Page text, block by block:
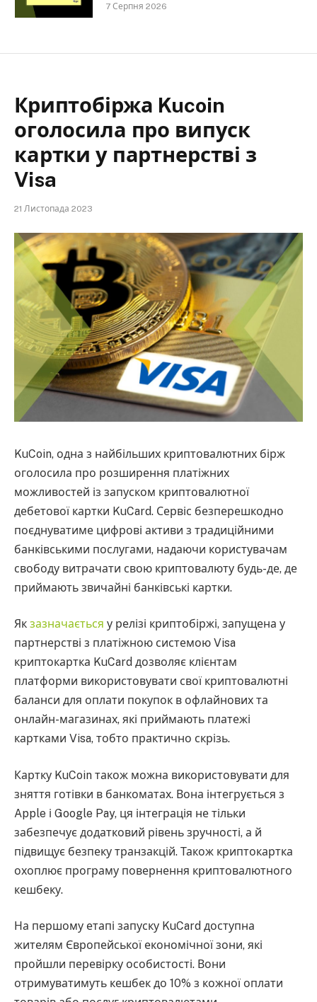
7 Серпня 2026
Криптобіржа Kucoin
оголосила про випуск
картки у партнерстві з
Visa
21 Листопада 2023
KuCoin, одна з найбільших криптовалютних бірж
оголосила про розширення платіжних
можливостей із запуском криптовалютної
дебетової картки KuCard. Сервіс безперешкодно
поєднуватиме цифрові активи з традиційними
банківськими послугами, надаючи користувачам
свободу витрачати свою криптовалюту будь-де, де
приймають звичайні банківські картки.
Як зазначається у релізі криптобіржі, запущена у
партнерстві з платіжною системою Visa
криптокартка KuCard дозволяє клієнтам
платформи використовувати свої криптовалютні
баланси для оплати покупок в офлайнових та
онлайн-магазинах, які приймають платежі
картками Visa, тобто практично скрізь.
Картку KuCoin також можна використовувати для
зняття готівки в банкоматах. Вона інтегрується з
Apple і Google Pay, ця інтеграція не тільки
забезпечує додатковий рівень зручності, а й
підвищує безпеку транзакцій. Також криптокартка
охоплює програму повернення криптовалютного
кешбеку.
На першому етапі запуску KuCard доступна
жителям Європейської економічної зони, які
пройшли перевірку особистості. Вони
отримуватимуть кешбек до 10% з кожної оплати